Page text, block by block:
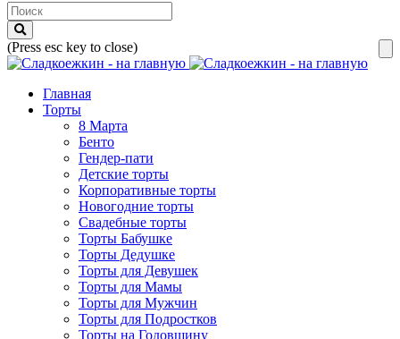
(Press esc key to close)
Главная
Торты
8 Марта
Бенто
Гендер-пати
Детские торты
Корпоративные торты
Новогодние торты
Свадебные торты
Торты Бабушке
Торты Дедушке
Торты для Девушек
Торты для Мамы
Торты для Мужчин
Торты для Подростков
Торты на Годовщину